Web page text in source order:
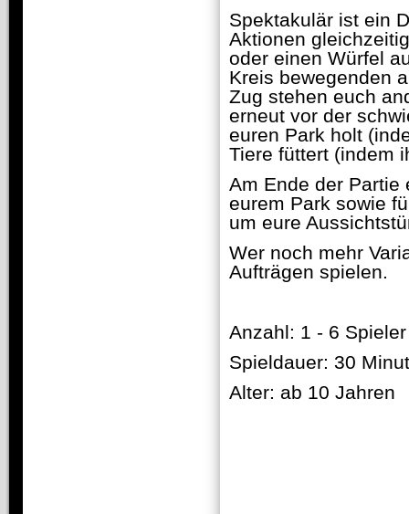
Spektakulär ist ein
Aktionen
oder einen Würfel
Kreis bewegenden
Zug stehen euch
erneut vor der
euren Park holt
Tiere füttert (indem
Am Ende der Partie
eurem Park sowie
um eure
Wer noch mehr
Aufträgen spielen.
Anzahl: 1 - 6 Spieler
Spieldauer: 30
Alter: ab 10 Jahren